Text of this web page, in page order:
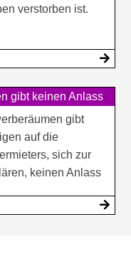
verstorben ist.
gibt keinen Anlass
gibt
auf die
sich zur
keinen Anlass